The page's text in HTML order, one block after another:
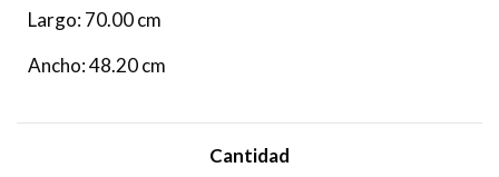
Largo: 70.00 cm
Ancho: 48.20 cm
Cantidad